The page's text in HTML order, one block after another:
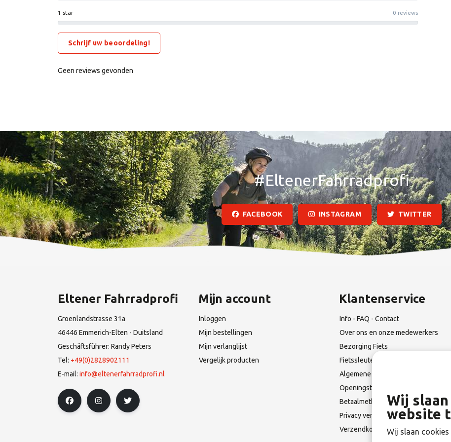
1 star 0 reviews
Schrijf uw beoordeling!
Geen reviews gevonden
#EltenerFahrradprofi
FACEBOOK INSTAGRAM TWITTER
Eltener Fahrradprofi
Groenlandstrasse 31a
46446 Emmerich-Elten - Duitsland
Geschäftsführer: Randy Peters
Tel: +49(0)2828902111
E-mail: info@eltenerfahrradprofi.nl
Mijn account
Inloggen
Mijn bestellingen
Mijn verlanglijst
Vergelijk producten
Klantenservice
Info - FAQ - Contact
Over ons en onze medewerkers
Bezorging Fiets
Fietssleutel Verloren?
Algemene Leverings voorwaarden
Openingstijden & Route
Betaalmethoden
Privacy verklaring
Verzendkosten en Terugzendingen
Wij
website
Wij slaan